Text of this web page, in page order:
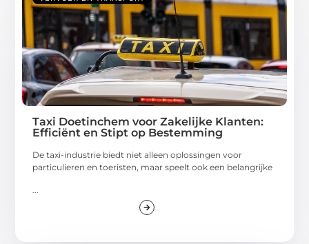
Taxi Doetinchem voor Zakelijke Klanten:
Efficiënt en Stipt op Bestemming
De taxi-industrie biedt niet alleen oplossingen voor
particulieren en toeristen, maar speelt ook een belangrijke